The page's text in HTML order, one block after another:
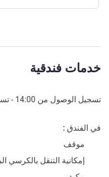
خدمات فندقية
تسجيل الوصول من 14:00
-
في الفندق
موقف
إمكانية التنقل بالكرسي